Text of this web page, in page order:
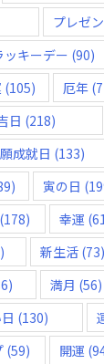
プレゼ
ッキーデー (90)
(105) 厄年
日 (218)
成就日 (133)
寅の日
(178) 幸運
新生活 (73)
満月 (56)
(130)
(59) 開運